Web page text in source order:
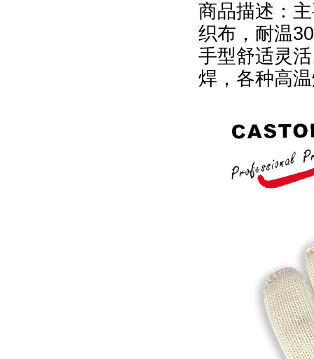
商品描述：
织布，耐温
手型舒适灵
焊，各种高